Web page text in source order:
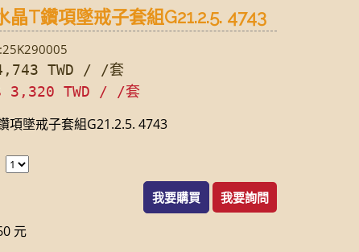
晶T鑽項墜戒子套組G21.2.5. 4743
TWD / /套
3,320 TWD / /套
項墜戒子套組G21.2.5. 4743
我要購買 我要詢問
元